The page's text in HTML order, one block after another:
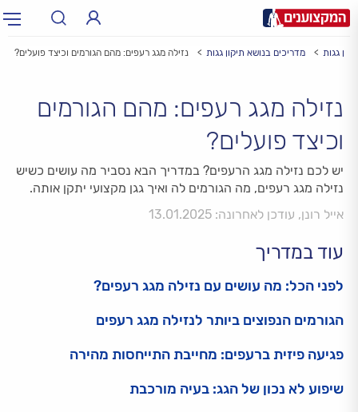
עיר: תל אביב, חיפה…
גגות מדריכים בנושא תיקון גגות נזילה מגג רעפים: מהם הגורמים וכיצד פועלים?
נזילה מגג רעפים: מהם הגורמים
וכיצד פועלים?
יש לכם נזילה מגג הרעפים? במדריך הבא נסביר מה עושים כשיש
נזילה מגג רעפים, מה הגורמים לה ואיך גגן מקצועי יתקן אותה.
אייל רונן, עודכן לאחרונה: 13.01.2025
עוד במדריך
לפני הכל: מה עושים עם נזילה מגג רעפים?
הגורמים הנפוצים ביותר לנזילה מגג רעפים
פגיעה פיזית ברעפים: מחייבת התייחסות מהירה
שיפוע לא נכון של הגג: בעיה מורכבת